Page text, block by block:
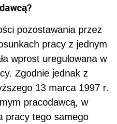
pozostawania przez
pracy z jednym
wprost uregulowana w
Zgodnie jednak z
13 marca 1997 r.
pracodawcą, w
pracy tego samego